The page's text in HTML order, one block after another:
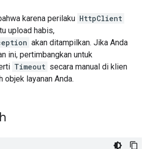
karena perilaku HttpClient
upload habis,
akan ditampilkan. Jika Anda
ini, pertimbangkan untuk
Timeout secara manual di klien
objek layanan Anda.